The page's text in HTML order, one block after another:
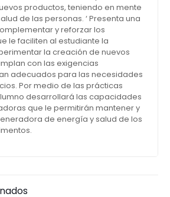
productos, teniendo en mente
de las personas. ‘ Presenta una
y reforzar los
le faciliten al estudiante la
la creación de nuevos
con las exigencias
adecuados para las necesidades
Por medio de las prácticas
desarrollará las capacidades
que le permitirán mantener y
de energía y salud de los